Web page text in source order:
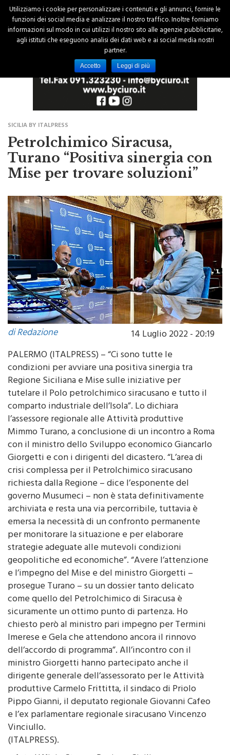
SICILIA BY ITALPRESS
Petrolchimico Siracusa,
Turano “Positiva sinergia con
Mise per trovare soluzioni”
di Redazione
14 Luglio 2022 - 20:19
PALERMO (ITALPRESS) – “Ci sono tutte le
condizioni per avviare una positiva sinergia tra
Regione Siciliana e Mise sulle iniziative per
tutelare il Polo petrolchimico siracusano e tutto il
comparto industriale dell’Isola”. Lo dichiara
l’assessore regionale alle Attività produttive
Mimmo Turano, a conclusione di un incontro a Roma
con il ministro dello Sviluppo economico Giancarlo
Giorgetti e con i dirigenti del dicastero. “L’area di
crisi complessa per il Petrolchimico siracusano
richiesta dalla Regione – dice l’esponente del
governo Musumeci – non è stata definitivamente
archiviata e resta una via percorribile, tuttavia è
emersa la necessità di un confronto permanente
per monitorare la situazione e per elaborare
strategie adeguate alle mutevoli condizioni
geopolitiche ed economiche”. “Avere l’attenzione
e l’impegno del Mise e del ministro Giorgetti –
prosegue Turano – su un dossier tanto delicato
come quello del Petrolchimico di Siracusa è
sicuramente un ottimo punto di partenza. Ho
chiesto però al ministro pari impegno per Termini
Imerese e Gela che attendono ancora il rinnovo
dell’accordo di programma”. All’incontro con il
ministro Giorgetti hanno partecipato anche il
dirigente generale dell’assessorato per le Attività
produttive Carmelo Frittitta, il sindaco di Priolo
Pippo Gianni, il deputato regionale Giovanni Cafeo
e l’ex parlamentare regionale siracusano Vincenzo
Vinciullo.
(ITALPRESS).
– foto Ufficio Stampa Regione Siciliana –
Utilizziamo i cookie per personalizzare i contenuti e gli annunci, fornire le
funzioni dei social media e analizzare il nostro traffico. Inoltre forniamo
informazioni sul modo in cui utilizzi il nostro sito alle agenzie pubblicitarie,
agli istituti che eseguono analisi dei dati web e ai social media nostri
partner.
Accetto Leggi di più